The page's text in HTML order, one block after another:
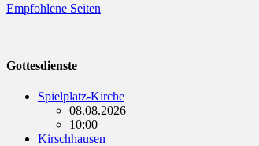
Empfohlene Seiten
Gottesdienste
Spielplatz-Kirche
08.08.2026
10:00
Kirschhausen